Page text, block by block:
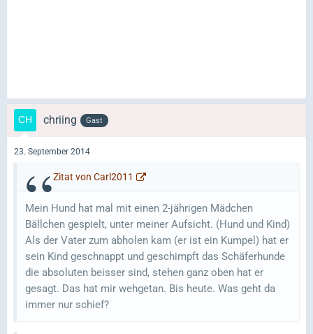
chriing Gast
23. September 2014
Zitat von Carl2011
Mein Hund hat mal mit einen 2-jährigen Mädchen
Bällchen gespielt, unter meiner Aufsicht. (Hund und Kind)
Als der Vater zum abholen kam (er ist ein Kumpel) hat er
sein Kind geschnappt und geschimpft das Schäferhunde
die absoluten beisser sind, stehen ganz oben hat er
gesagt. Das hat mir wehgetan. Bis heute. Was geht da
immer nur schief?